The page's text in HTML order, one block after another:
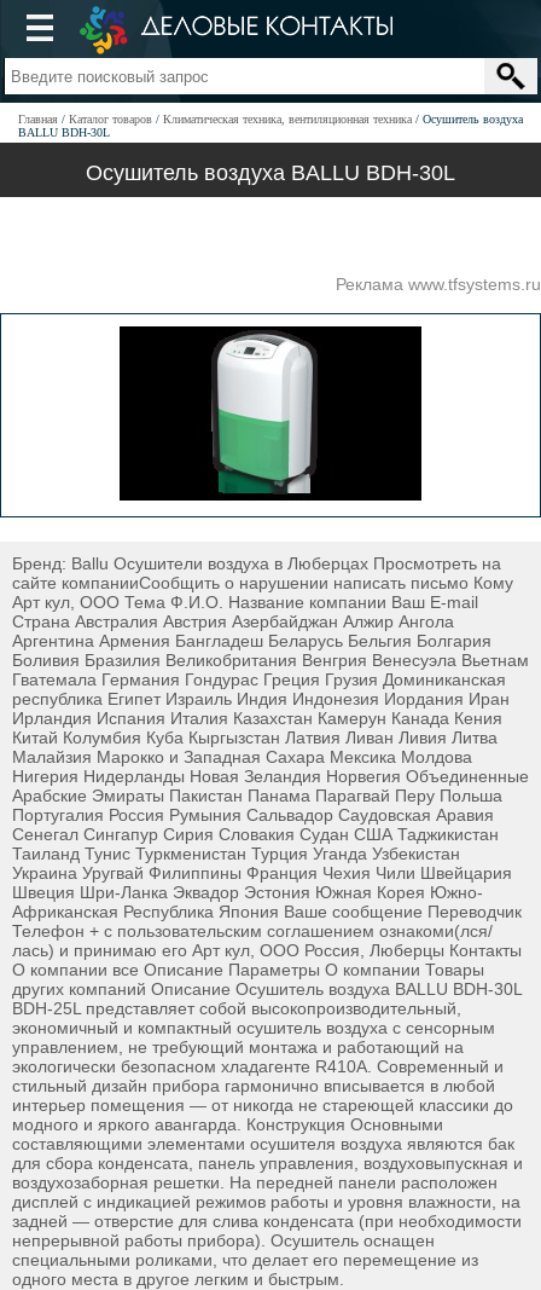
Главная Каталог товаров Климатическая техника, вентиляционная техника
Осушитель воздуха
BALLU BDH-30L
Осушитель воздуха BALLU BDH-30L
Реклама www.tfsystems.ru
Бренд: Ballu Осушители воздуха в Люберцах Просмотреть на
сайте компанииСообщить о нарушении написать письмо Кому
Арт кул, ООО Тема Ф.И.О. Название компании Ваш E-mail
Страна Австралия Австрия Азербайджан Алжир Ангола
Аргентина Армения Бангладеш Беларусь Бельгия Болгария
Боливия Бразилия Великобритания Венгрия Венесуэла Вьетнам
Гватемала Германия Гондурас Греция Грузия Доминиканская
республика Египет Израиль Индия Индонезия Иордания Иран
Ирландия Испания Италия Казахстан Камерун Канада Кения
Китай Колумбия Куба Кыргызстан Латвия Ливан Ливия Литва
Малайзия Марокко и Западная Сахара Мексика Молдова
Нигерия Нидерланды Новая Зеландия Норвегия Объединенные
Арабские Эмираты Пакистан Панама Парагвай Перу Польша
Португалия Россия Румыния Сальвадор Саудовская Аравия
Сенегал Сингапур Сирия Словакия Судан США Таджикистан
Таиланд Тунис Туркменистан Турция Уганда Узбекистан
Украина Уругвай Филиппины Франция Чехия Чили Швейцария
Швеция Шри-Ланка Эквадор Эстония Южная Корея Южно-
Африканская Республика Япония Ваше сообщение Переводчик
Телефон + с пользовательским соглашением ознакоми(лся/
лась) и принимаю его Арт кул, ООО Россия, Люберцы Контакты
О компании все Описание Параметры О компании Товары
других компаний Описание Осушитель воздуха BALLU BDH-30L
BDH-25L представляет собой высокопроизводительный,
экономичный и компактный осушитель воздуха с сенсорным
управлением, не требующий монтажа и работающий на
экологически безопасном хладагенте R410A. Современный и
стильный дизайн прибора гармонично вписывается в любой
интерьер помещения — от никогда не стареющей классики до
модного и яркого авангарда. Конструкция Основными
составляющими элементами осушителя воздуха являются бак
для сбора конденсата, панель управления, воздуховыпускная и
воздухозаборная решетки. На передней панели расположен
дисплей с индикацией режимов работы и уровня влажности, на
задней — отверстие для слива конденсата (при необходимости
непрерывной работы прибора). Осушитель оснащен
специальными роликами, что делает его перемещение из
одного места в другое легким и быстрым.